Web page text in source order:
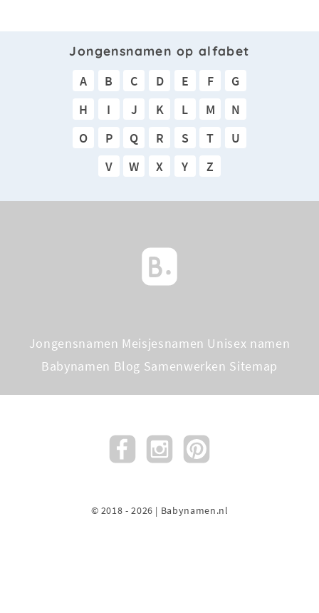
Jongensnamen op alfabet
A B C D E F
G
H
I J K L M
N
O
P Q R S T
U
V
W X Y Z
Jongensnamen Meisjesnamen Unisex namen
Babynamen Blog Samenwerken Sitemap
© 2018 - 2026 | Babynamen.nl